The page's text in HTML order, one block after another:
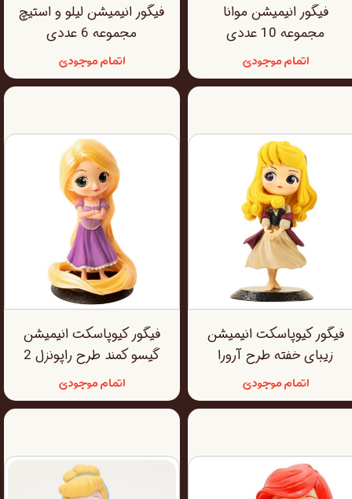
فیگور انیمیشن موانا
مجموعه 10 عددی
اتمام موجودی
فیگور انیمیشن لیلو و استیچ
مجموعه 6 عددی
اتمام موجودی
فیگور کیوپاسکت انیمیشن
زیبای خفته طرح آرورا
اتمام موجودی
فیگور کیوپاسکت انیمیشن
گیسو کمند طرح راپونزل 2
اتمام موجودی